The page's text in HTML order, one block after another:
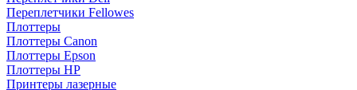
Переплетчики Fellowes
Плоттеры
Плоттеры Canon
Плоттеры Epson
Плоттеры HP
Принтеры лазерные